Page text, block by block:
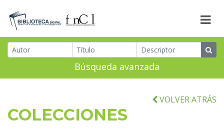
Búsqueda avanzada
VOLVER ATRÁS
COLECCIONES